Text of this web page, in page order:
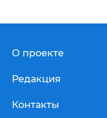
О проекте
Редакция
Контакты